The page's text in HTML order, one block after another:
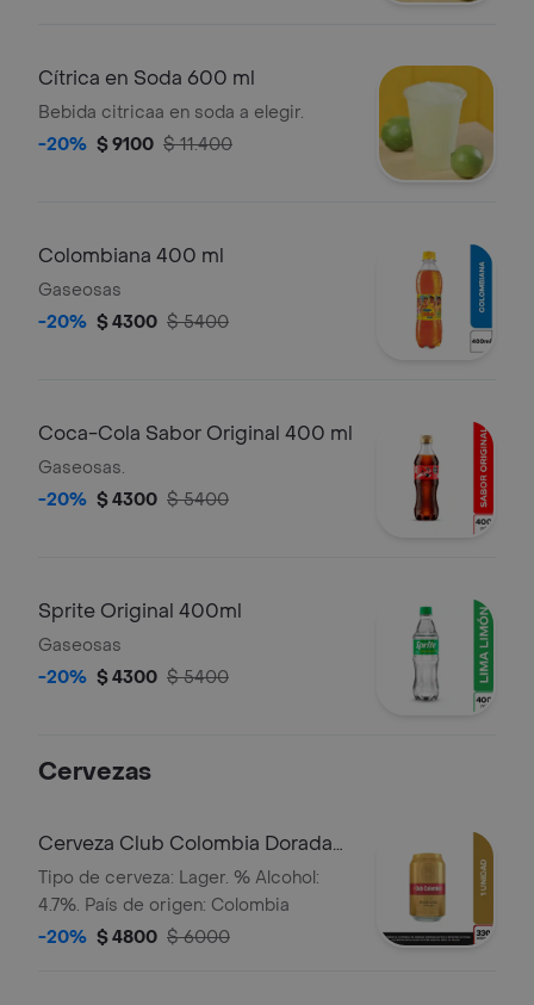
Cítrica en Soda 600 ml
Bebida citricaa en soda a elegir.
-20% $ 9100 $ 11.400
Colombiana 400 ml
Gaseosas
-20% $ 4300 $ 5400
Coca-Cola Sabor Original 400 ml
Gaseosas.
-20% $ 4300 $ 5400
Sprite Original 400ml
Gaseosas
-20% $ 4300 $ 5400
Cervezas
Cerveza Club Colombia Dorada
Lta 330ml
Tipo de cerveza: Lager. % Alcohol:
4.7%. País de origen: Colombia
-20% $ 4800 $ 6000